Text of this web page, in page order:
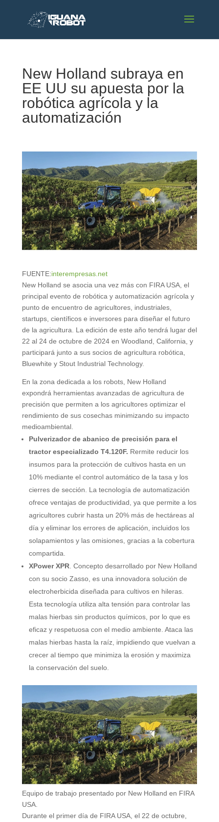
New Holland subraya en
EE UU su apuesta por la
robótica agrícola y la
automatización
FUENTE:interempresas.net
New Holland se asocia una vez más con FIRA USA, el
principal evento de robótica y automatización agrícola y
punto de encuentro de agricultores, industriales,
startups, científicos e inversores para diseñar el futuro
de la agricultura. La edición de este año tendrá lugar del
22 al 24 de octubre de 2024 en Woodland, California, y
participará junto a sus socios de agricultura robótica,
Bluewhite y Stout Industrial Technology.
En la zona dedicada a los robots, New Holland
expondrá herramientas avanzadas de agricultura de
precisión que permiten a los agricultores optimizar el
rendimiento de sus cosechas minimizando su impacto
medioambiental.
Pulverizador de abanico de precisión para el
tractor especializado T4.120F. Rermite reducir los
insumos para la protección de cultivos hasta en un
10% mediante el control automático de la tasa y los
cierres de sección. La tecnología de automatización
ofrece ventajas de productividad, ya que permite a los
agricultores cubrir hasta un 20% más de hectáreas al
día y eliminar los errores de aplicación, incluidos los
solapamientos y las omisiones, gracias a la cobertura
compartida.
XPower XPR. Concepto desarrollado por New Holland
con su socio Zasso, es una innovadora solución de
electroherbicida diseñada para cultivos en hileras.
Esta tecnología utiliza alta tensión para controlar las
malas hierbas sin productos químicos, por lo que es
eficaz y respetuosa con el medio ambiente. Ataca las
malas hierbas hasta la raíz, impidiendo que vuelvan a
crecer al tiempo que minimiza la erosión y maximiza
la conservación del suelo.
Equipo de trabajo presentado por New Holland en FIRA
USA.
Durante el primer día de FIRA USA, el 22 de octubre,